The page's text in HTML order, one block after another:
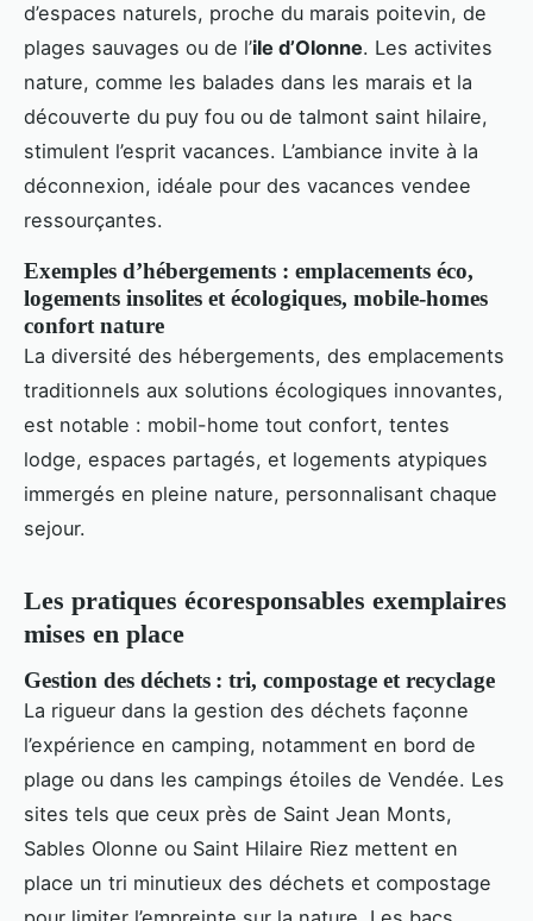
d’espaces naturels, proche du marais poitevin, de
plages sauvages ou de l’ile d’Olonne. Les activites
nature, comme les balades dans les marais et la
découverte du puy fou ou de talmont saint hilaire,
stimulent l’esprit vacances. L’ambiance invite à la
déconnexion, idéale pour des vacances vendee
ressourçantes.
Exemples d’hébergements : emplacements éco,
logements insolites et écologiques, mobile-homes
confort nature
La diversité des hébergements, des emplacements
traditionnels aux solutions écologiques innovantes,
est notable : mobil-home tout confort, tentes
lodge, espaces partagés, et logements atypiques
immergés en pleine nature, personnalisant chaque
sejour.
Les pratiques écoresponsables exemplaires
mises en place
Gestion des déchets : tri, compostage et recyclage
La rigueur dans la gestion des déchets façonne
l’expérience en camping, notamment en bord de
plage ou dans les campings étoiles de Vendée. Les
sites tels que ceux près de Saint Jean Monts,
Sables Olonne ou Saint Hilaire Riez mettent en
place un tri minutieux des déchets et compostage